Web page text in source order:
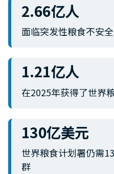
2.66亿人
面临突发性粮食不安全
1.21亿人
在2025年获得了世界
130亿美元
世界粮食计划署仍需
群